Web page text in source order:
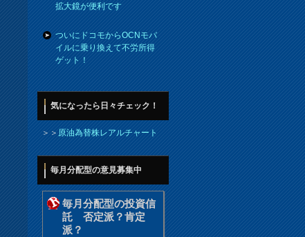
拡大鏡が便利です
ついにドコモからOCNモバ
イルに乗り換えて不労所得
ゲット！
気になったら日々チェック！
＞＞原油為替株レアルチャート
毎月分配型の意見募集中
毎月分配型の投資信
託 否定派？肯定
派？